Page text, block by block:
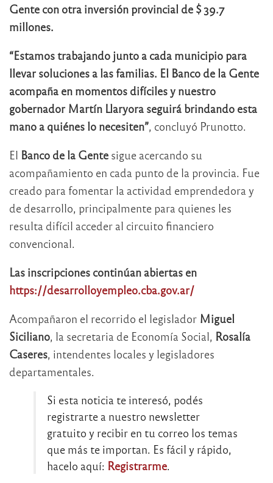
Gente con otra inversión provincial de $ 39.7
millones.
“Estamos trabajando junto a cada municipio para
llevar soluciones a las familias. El Banco de la Gente
acompaña en momentos difíciles y nuestro
gobernador Martín Llaryora seguirá brindando esta
mano a quiénes lo necesiten”, concluyó Prunotto.
El Banco de la Gente sigue acercando su
acompañamiento en cada punto de la provincia. Fue
creado para fomentar la actividad emprendedora y
de desarrollo, principalmente para quienes les
resulta difícil acceder al circuito financiero
convencional.
Las inscripciones continúan abiertas en
https://desarrolloyempleo.cba.gov.ar/
Acompañaron el recorrido el legislador Miguel
Siciliano, la secretaria de Economía Social, Rosalía
Caseres, intendentes locales y legisladores
departamentales.
Si esta noticia te interesó, podés
registrarte a nuestro newsletter
gratuito y recibir en tu correo los temas
que más te importan. Es fácil y rápido,
hacelo aquí: Registrarme.